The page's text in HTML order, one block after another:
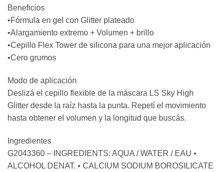
Beneficios
•Fórmula en gel con Glitter plateado
•Alargamiento extremo + Volumen + brillo
•Cepillo Flex Tower de silicona para una mejor aplicación
•Cero grumos
Modo de aplicación
Deslizá el cepillo flexible de la máscara LS Sky High
Glitter desde la raíz hasta la punta. Repetí el movimiento
hasta obtener el volumen y la longitud que buscás.
Ingredientes
G2043360 – INGREDIENTS: AQUA / WATER / EAU •
ALCOHOL DENAT. • CALCIUM SODIUM BOROSILICATE